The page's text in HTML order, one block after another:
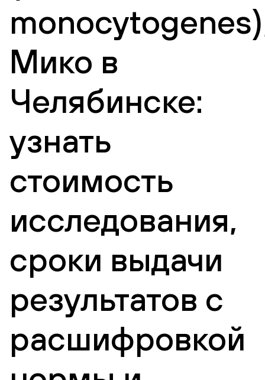
Мико в
Челябинске:
узнать
стоимость
исследования,
сроки выдачи
результатов с
расшифровкой